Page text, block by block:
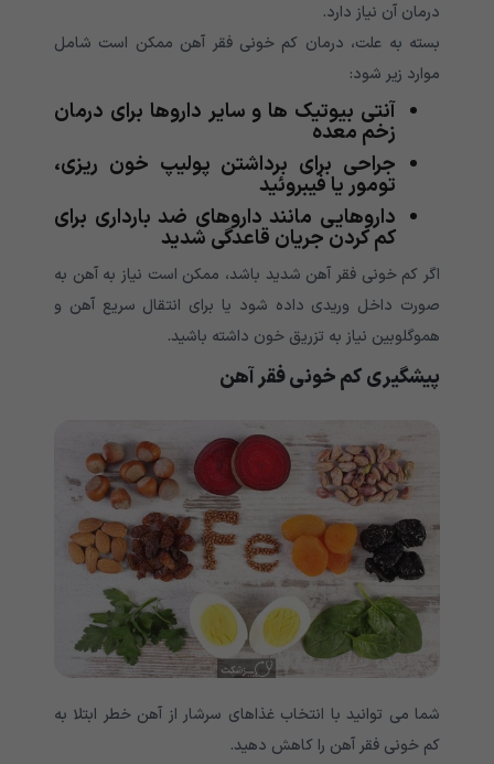
درمان آن نیاز دارد.
بسته به علت، درمان کم خونی فقر آهن ممکن است شامل
موارد زیر شود:
آنتی بیوتیک ها و سایر داروها برای درمان
زخم معده
جراحی برای برداشتن پولیپ خون ریزی،
تومور یا فیبروئید
داروهایی مانند داروهای ضد بارداری برای
کم کردن جریان قاعدگی شدید
اگر کم خونی فقر آهن شدید باشد، ممکن است نیاز به آهن به
صورت داخل وریدی داده شود یا برای انتقال سریع آهن و
هموگلوبین نیاز به تزریق خون داشته باشید.
پیشگیریکم خونی فقر آهن
شما می توانید با انتخاب غذاهای سرشار از آهن خطر ابتلا به
کم خونی فقر آهن را کاهش دهید.